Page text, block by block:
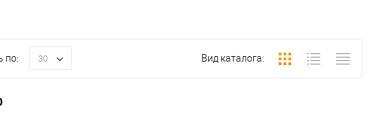
по: 30 Вид каталога: